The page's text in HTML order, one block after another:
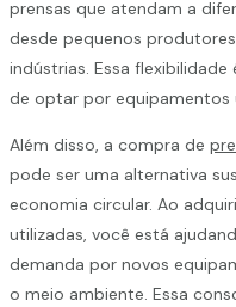
prensas que atendam a
desde pequenos
indústrias. Essa
de optar por equipamentos
Além disso, a compra de
pode ser uma alternativa
economia circular. Ao
utilizadas, você está
demanda por novos
o meio ambiente. Essa